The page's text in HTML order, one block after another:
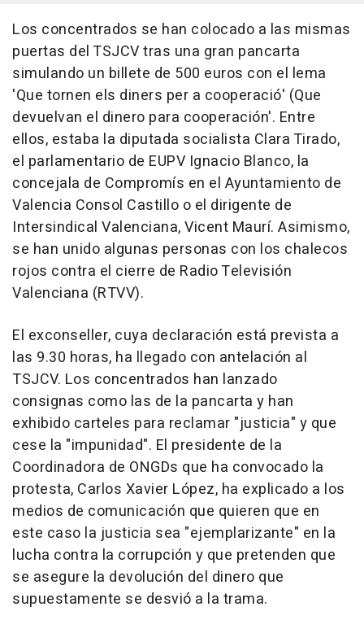
Los concentrados se han colocado a las mismas
puertas del TSJCV tras una gran pancarta
simulando un billete de 500 euros con el lema
'Que tornen els diners per a cooperació' (Que
devuelvan el dinero para cooperación'. Entre
ellos, estaba la diputada socialista Clara Tirado,
el parlamentario de EUPV Ignacio Blanco, la
concejala de Compromís en el Ayuntamiento de
Valencia Consol Castillo o el dirigente de
Intersindical Valenciana, Vicent Maurí. Asimismo,
se han unido algunas personas con los chalecos
rojos contra el cierre de Radio Televisión
Valenciana (RTVV).
El exconseller, cuya declaración está prevista a
las 9.30 horas, ha llegado con antelación al
TSJCV. Los concentrados han lanzado
consignas como las de la pancarta y han
exhibido carteles para reclamar "justicia" y que
cese la "impunidad". El presidente de la
Coordinadora de ONGDs que ha convocado la
protesta, Carlos Xavier López, ha explicado a los
medios de comunicación que quieren que en
este caso la justicia sea "ejemplarizante" en la
lucha contra la corrupción y que pretenden que
se asegure la devolución del dinero que
supuestamente se desvió a la trama.